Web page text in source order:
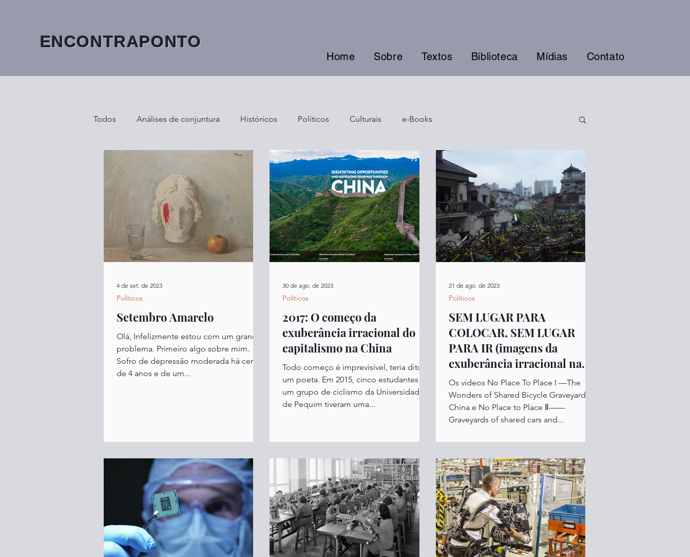
ENCONTRAPONTO
Home Sobre Textos Biblioteca Mídias Contato
Todos Análises de conjuntura Históricos Políticos Culturais e-Books
Setembro Amarelo
Olá, Infelizmente estou com um grande
problema. Primeiro algo sobre mim.
Sofro de depressão moderada há cerca
de 4 anos e de um...
Políticos
4 de set. de 2023
2017: O começo da
exuberância irracional do
capitalismo na China
Todo começo é imprevisível, teria dito
um poeta. Em 2015, cinco estudantes de
um grupo de ciclismo da Universidade
de Pequim tiveram uma...
Políticos
30 de ago. de 2023
SEM LUGAR PARA
COLOCAR, SEM LUGAR
PARA IR (imagens da
exuberância irracional na
China)
Os vídeos No Place To Place I —The
Wonders of Shared Bicycle Graveyards in
China e No Place to Place Ⅱ——
Graveyards of shared cars and...
Políticos
21 de ago. de 2023